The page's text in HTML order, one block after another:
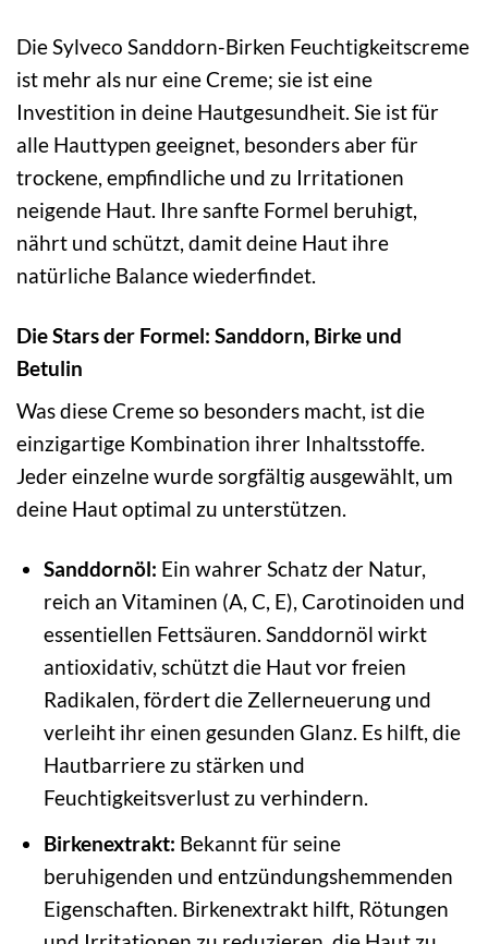
Die Sylveco Sanddorn-Birken Feuchtigkeitscreme
ist mehr als nur eine Creme; sie ist eine
Investition in deine Hautgesundheit. Sie ist für
alle Hauttypen geeignet, besonders aber für
trockene, empfindliche und zu Irritationen
neigende Haut. Ihre sanfte Formel beruhigt,
nährt und schützt, damit deine Haut ihre
natürliche Balance wiederfindet.
Die Stars der Formel: Sanddorn, Birke und
Betulin
Was diese Creme so besonders macht, ist die
einzigartige Kombination ihrer Inhaltsstoffe.
Jeder einzelne wurde sorgfältig ausgewählt, um
deine Haut optimal zu unterstützen.
Sanddornöl: Ein wahrer Schatz der Natur,
reich an Vitaminen (A, C, E), Carotinoiden und
essentiellen Fettsäuren. Sanddornöl wirkt
antioxidativ, schützt die Haut vor freien
Radikalen, fördert die Zellerneuerung und
verleiht ihr einen gesunden Glanz. Es hilft, die
Hautbarriere zu stärken und
Feuchtigkeitsverlust zu verhindern.
Birkenextrakt: Bekannt für seine
beruhigenden und entzündungshemmenden
Eigenschaften. Birkenextrakt hilft, Rötungen